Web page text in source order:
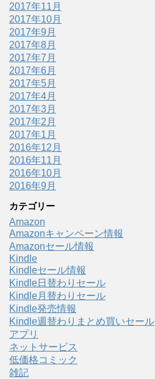
2017年11月
2017年10月
2017年9月
2017年8月
2017年7月
2017年6月
2017年5月
2017年4月
2017年3月
2017年2月
2017年1月
2016年12月
2016年11月
2016年10月
2016年9月
カテゴリー
Amazon
Amazonキャンペーン情報
Amazonセール情報
Kindle
Kindleセール情報
Kindle日替わりセール
Kindle月替わりセール
Kindle発売情報
Kindle週替わりまとめ買いセール
アプリ
ネットサービス
低価格コミック
雑記